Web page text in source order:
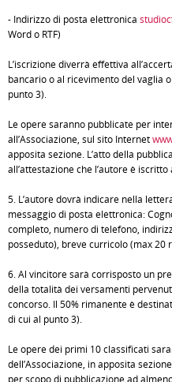
- Indirizzo di posta elettronica
Word o RTF)
L’iscrizione diverrà effettiva
bancario o al ricevimento del vaglia
punto 3).
Le opere saranno pubblicate per
all’Associazione, sul sito Internet
apposita sezione. L’atto della
all’attestazione che l’autore è
5. L’autore dovrà indicare nella
messaggio di posta elettronica:
completo, numero di telefono,
posseduto), breve curricolo (max 20
6. Al vincitore sarà corrisposto un
della totalità dei versamenti
concorso. Il 50% rimanente è
di cui al punto 3).
Le opere dei primi 10 classificati
dell’Associazione, in apposita
per scopo di pubblicazione ad